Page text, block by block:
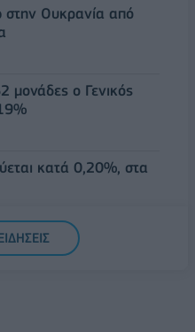
στην Ουκρανία από
μονάδες ο Γενικός
κατά 0,20%, στα